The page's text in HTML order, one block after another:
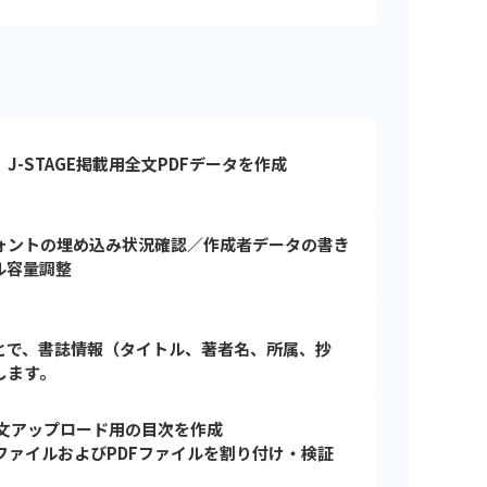
STAGE掲載用全文PDFデータを作成
トの埋め込み状況確認／作成者データの書き
容量調整
、書誌情報（タイトル、著者名、所属、抄
す。
アップロード用の目次を作成
イルおよびPDFファイルを割り付け・検証